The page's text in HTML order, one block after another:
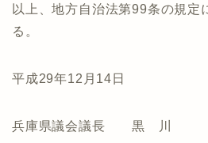
以上、地方自治法第99条の規定
る。
平成29年12月14日
兵庫県議会議長 黒 川